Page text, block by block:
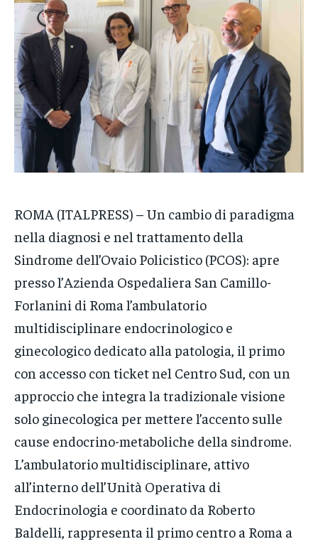
CRONACA
VENETO
POLITICA
ECONOMIA
SPORT
GRUPPO
CRONACA
VENETO
POLITICA
ECONOMIA
SPORT
GRUPPO
CRONACA
VENETO
POLITICA
ECONOMIA
SPORT
GRUPPO
ROMA (ITALPRESS) – Un cambio di paradigma
nella diagnosi e nel trattamento della
Sindrome dell’Ovaio Policistico (PCOS): apre
presso l’Azienda Ospedaliera San Camillo-
Forlanini di Roma l’ambulatorio
multidisciplinare endocrinologico e
ginecologico dedicato alla patologia, il primo
con accesso con ticket nel Centro Sud, con un
approccio che integra la tradizionale visione
solo ginecologica per mettere l’accento sulle
cause endocrino-metaboliche della sindrome.
L’ambulatorio multidisciplinare, attivo
all’interno dell’Unità Operativa di
Endocrinologia e coordinato da Roberto
Baldelli, rappresenta il primo centro a Roma a